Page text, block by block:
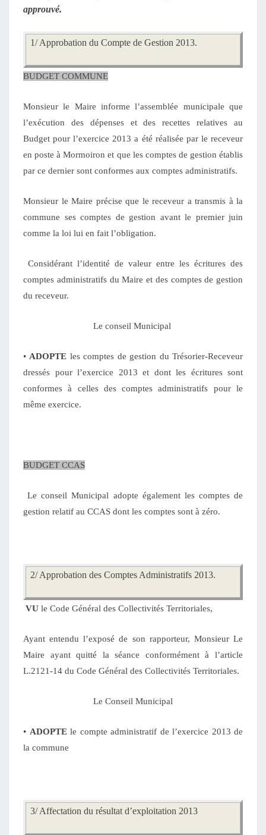
approuvé.
1/Approbation du Compte de Gestion 2013.
BUDGET COMMUNE
Monsieur le Maire informe l’assemblée municipale que
l’exécution des dépenses et des recettes relatives au
Budget pour l’exercice 2013 a été réalisée par le receveur
en poste à Mormoiron et que les comptes de gestion établis
par ce dernier sont conformes aux comptes administratifs.
Monsieur le Maire précise que le receveur a transmis à la
commune ses comptes de gestion avant le premier juin
comme la loi lui en fait l’obligation.
Considérant l’identité de valeur entre les écritures des
comptes administratifs du Maire et des comptes de gestion
du receveur.
Le conseil Municipal
• ADOPTE les comptes de gestion du Trésorier-Receveur
dressés pour l’exercice 2013 et dont les écritures sont
conformes à celles des comptes administratifs pour le
même exercice.
BUDGET CCAS
Le conseil Municipal adopte également les comptes de
gestion relatif au CCAS dont les comptes sont à zéro.
2/Approbation des Comptes Administratifs 2013.
VU le Code Général des Collectivités Territoriales,
Ayant entendu l’exposé de son rapporteur, Monsieur Le
Maire ayant quitté la séance conformément à l’article
L.2121-14 du Code Général des Collectivités Territoriales.
Le Conseil Municipal
• ADOPTE le compte administratif de l’exercice 2013 de
la commune
3/Affectation du résultat d’exploitation 2013